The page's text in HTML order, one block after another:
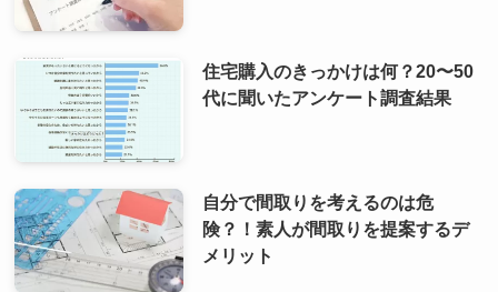
住宅購入のきっかけは何？20〜50
代に聞いたアンケート調査結果
自分で間取りを考えるのは危
険？！素人が間取りを提案するデ
メリット